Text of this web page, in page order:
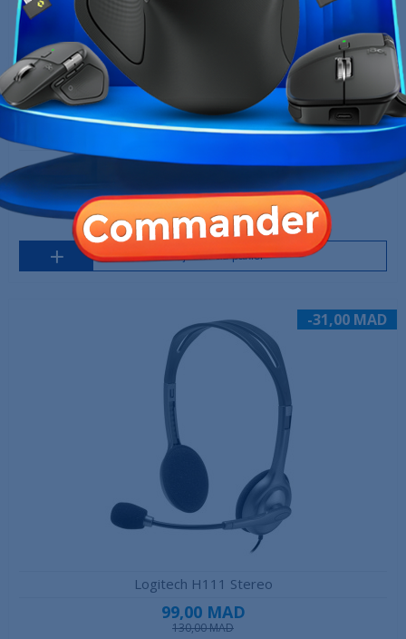
Logitech M185 Wireless Gris
119,00 MAD
Produit en stock
Ajouter au panier
-31,00 MAD
Logitech H111 Stereo
99,00 MAD
130,00 MAD